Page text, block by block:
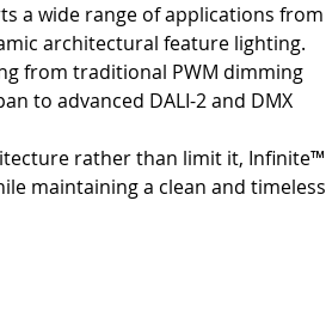
a wide range of applications from
architectural feature lighting.
from traditional PWM dimming
to advanced DALI-2 and DMX
rather than limit it, Infinite™
maintaining a clean and timeless